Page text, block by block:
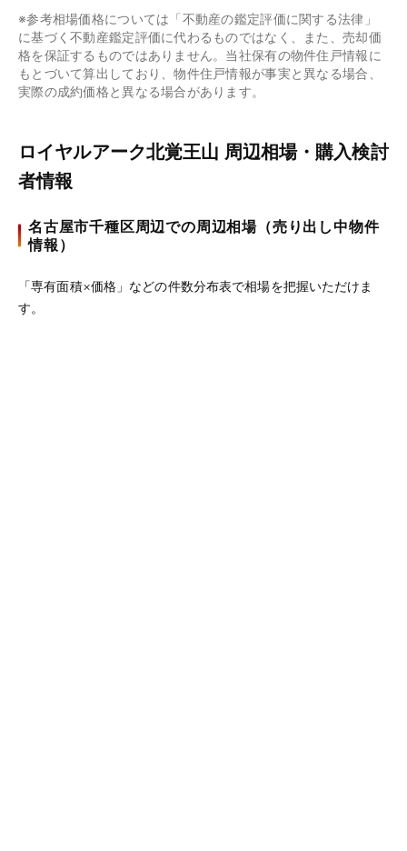
※参考相場価格については「不動産の鑑定評価に関する法律」
に基づく不動産鑑定評価に代わるものではなく、また、売却価
格を保証するものではありません。当社保有の物件住戸情報に
もとづいて算出しており、物件住戸情報が事実と異なる場合、
実際の成約価格と異なる場合があります。
ロイヤルアーク北覚王山 周辺相場・購入検討
者情報
名古屋市千種区周辺での周辺相場（売り出し中物件
情報）
「専有面積×価格」などの件数分布表で相場を把握いただけま
す。